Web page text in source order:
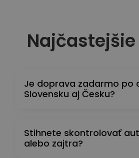
Je doprava zadarmo po
Slovensku aj Česku?
Stihnete skontrolovať
alebo zajtra?